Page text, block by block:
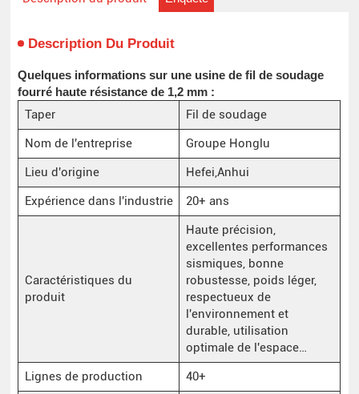
Description Du Produit
Quelques informations sur une usine de fil de soudage
fourré haute résistance de 1,2 mm :
Taper
Fil de soudage
Nom de l'entreprise
Groupe Honglu
Lieu d'origine
Hefei,Anhui
Expérience dans l'industrie
20+ ans
Caractéristiques du
produit
Haute précision,
excellentes performances
sismiques, bonne
robustesse, poids léger,
respectueux de
l'environnement et
durable, utilisation
optimale de l'espace…
Lignes de production
40+